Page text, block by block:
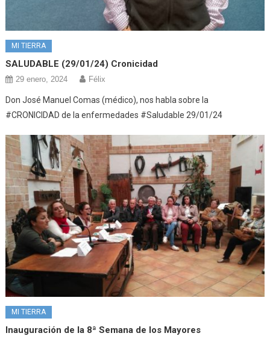
MI TIERRA
SALUDABLE (29/01/24) Cronicidad
29 enero, 2024 Félix
Don José Manuel Comas (médico), nos habla sobre la
#CRONICIDAD de la enfermedades #Saludable 29/01/24
MI TIERRA
Inauguración de la 8ª Semana de los Mayores